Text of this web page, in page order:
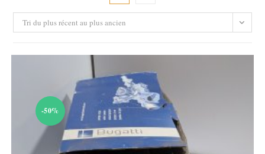
Tri du plus récent au plus ancien
-50%